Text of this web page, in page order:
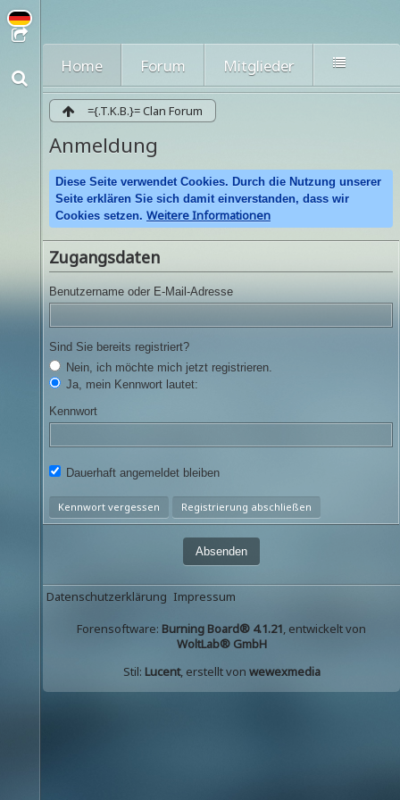
Home Forum Mitglieder
={.T.K.B.}= Clan Forum
Anmeldung
Diese Seite verwendet Cookies. Durch die Nutzung unserer
Seite erklären Sie sich damit einverstanden, dass wir
Cookies setzen. Weitere Informationen
Zugangsdaten
Benutzername oder E-Mail-Adresse
Sind Sie bereits registriert?
Nein, ich möchte mich jetzt registrieren.
Ja, mein Kennwort lautet:
Kennwort
Dauerhaft angemeldet bleiben
Kennwort vergessen Registrierung abschließen
Datenschutzerklärung Impressum
Forensoftware: Burning Board® 4.1.21, entwickelt von
WoltLab® GmbH
Stil: Lucent, erstellt von wewexmedia